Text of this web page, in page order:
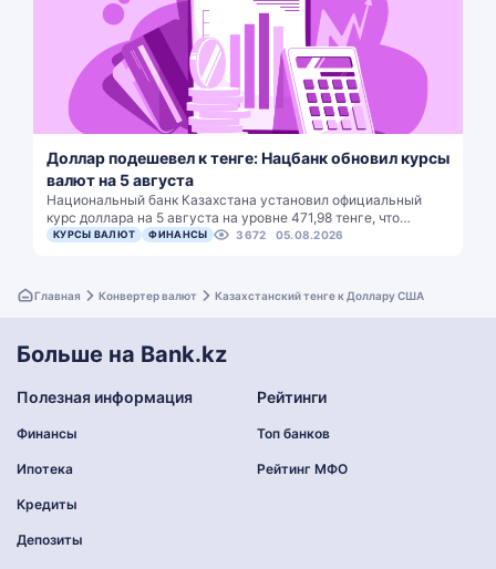
Доллар подешевел к тенге: Нацбанк обновил курсы
валют на 5 августа
Национальный банк Казахстана установил официальный
курс доллара на 5 августа на уровне 471,98 тенге, что…
КУРСЫ ВАЛЮТ ФИНАНСЫ 3672 05.08.2026
Главная Конвертер валют Казахстанский тенге к Доллару США
Больше на Bank.kz
Полезная информация
Финансы
Ипотека
Кредиты
Депозиты
Рейтинги
Топ банков
Рейтинг МФО